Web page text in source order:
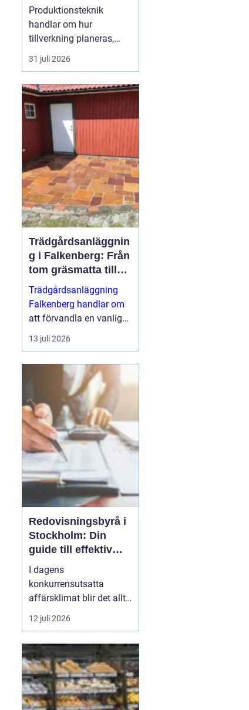
Produktionsteknik
handlar om hur
tillverkning planeras,
organiseras och
genomförs i praktiken.
samspelet mellan
maskiner, människor,
material och styrsystem.
När dessa delar fungerar
tillsammans minskar
spill, driftstopp och
kostnader...
31 juli 2026
Trädgårdsanläggnin
g i Falkenberg: Från
tom gräsmatta till
genomtänkt helhet
Trädgårdsanläggning
Falkenberg handlar om
att förvandla en vanlig
tomt till en fungerande,
vacker och hållbar
många &ari...
13 juli 2026
Redovisningsbyrå i
Stockholm: Din
guide till effektiv
redovisning i
Stockholm
I dagens
konkurrensutsatta
affärsklimat blir det allt
viktigare att ha en
redovisningsbyrå i
bara kan sköta den
traditionella bokföringen,
utan också kan erbjuda
mervärde genom
12 juli 2026